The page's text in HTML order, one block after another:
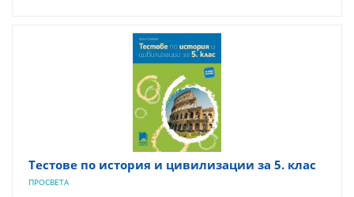
Тестове по история и цивилизации за 5. клас
ПРОСВЕТА